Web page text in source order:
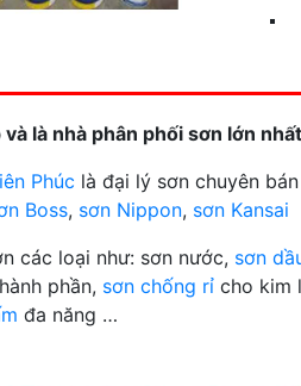
là nhà phân phối sơn lớn
Phúc là đại lý sơn chuyên bán
Boss, sơn Nippon, sơn Kansai
các loại như: sơn nước, sơn
phần, sơn chống rỉ cho kim
đa năng …